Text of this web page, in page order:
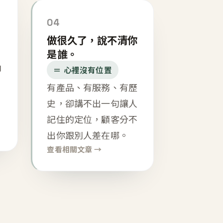
04
做很久了，說不清你
是誰。
＝ 心裡沒有位置
有產品、有服務、有歷
史，卻講不出一句讓人
記住的定位，顧客分不
出你跟別人差在哪。
查看相關文章 →